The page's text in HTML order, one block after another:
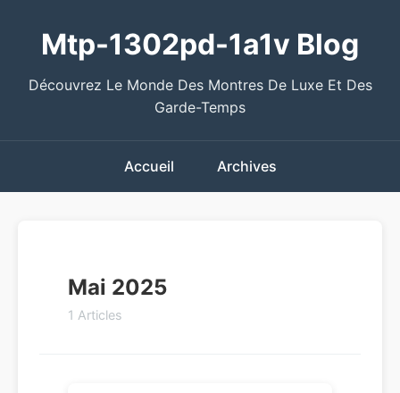
Mtp-1302pd-1a1v Blog
Découvrez Le Monde Des Montres De Luxe Et Des
Garde-Temps
Accueil Archives
Mai 2025
1 Articles